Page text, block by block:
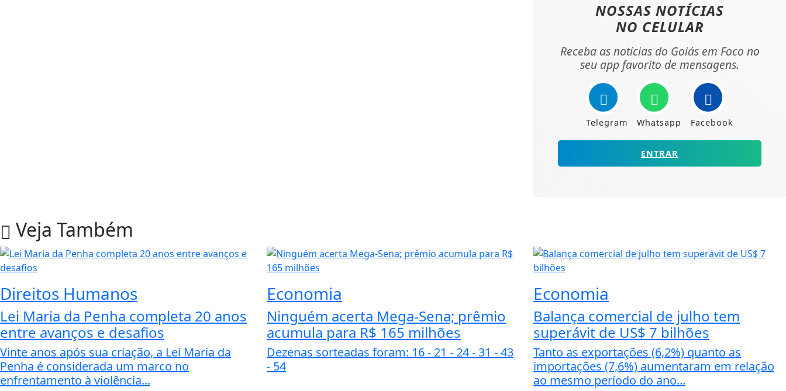
NOSSAS NOTÍCIAS
NO CELULAR
Receba as notícias do Goiás em Foco no
seu app favorito de mensagens.
Telegram Whatsapp Facebook
ENTRAR
Veja Também
Direitos Humanos
Lei Maria da Penha completa 20 anos
entre avanços e desafios
Vinte anos após sua criação, a Lei Maria da
Penha é considerada um marco no
enfrentamento à violência...
Economia
Ninguém acerta Mega-Sena; prêmio
acumula para R$ 165 milhões
Dezenas sorteadas foram: 16 - 21 - 24 - 31 - 43
- 54
Economia
Balança comercial de julho tem
superávit de US$ 7 bilhões
Tanto as exportações (6,2%) quanto as
importações (7,6%) aumentaram em relação
ao mesmo período do ano...